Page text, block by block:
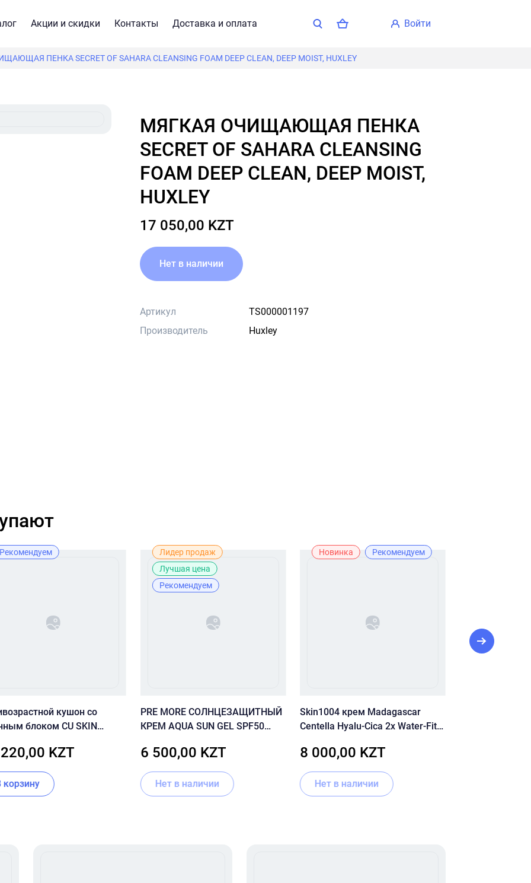
Акции и скидки Контакты Доставка и оплата войти
ПЕНКА SECRET OF SAHARA CLEANSING FOAM DEEP CLEAN, DEEP MOIST, HUXLEY
МЯГКАЯ ОЧИЩАЮЩАЯ ПЕНКА
SECRET OF SAHARA CLEANSING
FOAM DEEP CLEAN, DEEP MOIST,
HUXLEY
17 050,00 KZT
Нет в наличии
Артикул
TS000001197
Производитель
Huxley
Рекомендуем
кушон со
блоком CU SKIN
(SPF50+/PA+++) 23 тон
KZT
В корзину
Лидер продаж
Лучшая цена
Рекомендуем
PRE MORE СОЛНЦЕЗАЩИТНЫЙ
КРЕМ AQUA SUN GEL SPF50
6 500,00 KZT
Нет в наличии
Новинка Рекомендуем
Skin1004 крем Madagascar
Centella Hyalu-Cica 2x Water-Fit
100 мл
8 000,00 KZT
Нет в наличии